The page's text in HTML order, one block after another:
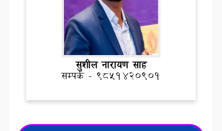
सुशील नारायण साह
सम्पर्क - ९८51420901